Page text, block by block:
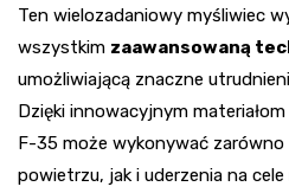
Ten wielozadaniowy myśliwiec
wszystkim zaawansowaną
umożliwiającą znaczne
Dzięki innowacyjnym
F-35 może wykonywać
powietrzu, jak i uderzenia na